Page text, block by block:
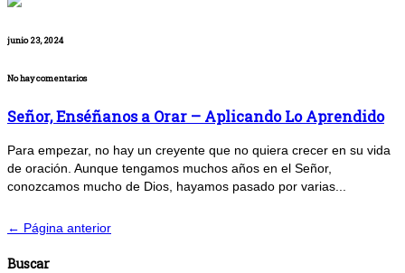
junio 23, 2024
No hay comentarios
Señor, Enséñanos a Orar – Aplicando Lo Aprendido
Para empezar, no hay un creyente que no quiera crecer en su vida
de oración. Aunque tengamos muchos años en el Señor,
conozcamos mucho de Dios, hayamos pasado por varias...
← Página anterior
Buscar